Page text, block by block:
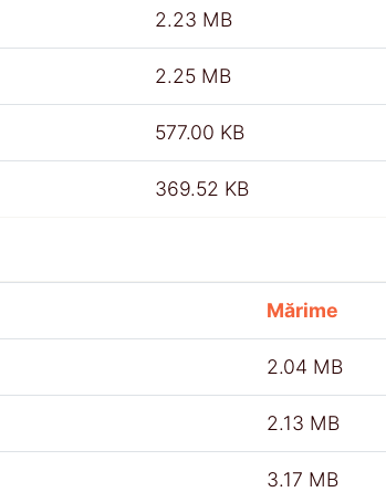
2.23 MB
2.25 MB
577.00 KB
369.52 KB
Mărime
2.04 MB
2.13 MB
3.17 MB